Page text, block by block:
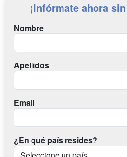
¡Infórmate ahora
Nombre
Apellidos
Email
¿En qué país resides?